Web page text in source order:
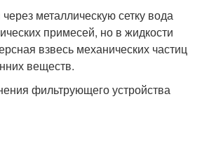
металлическую сетку вода
примесей, но в жидкости
взвесь механических частиц
веществ.
фильтрующего устройства